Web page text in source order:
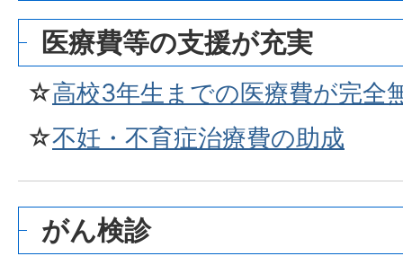
医療費等の支援が充実
☆高校3年生までの医療費が完全
☆不妊・不育症治療費の助成
がん検診